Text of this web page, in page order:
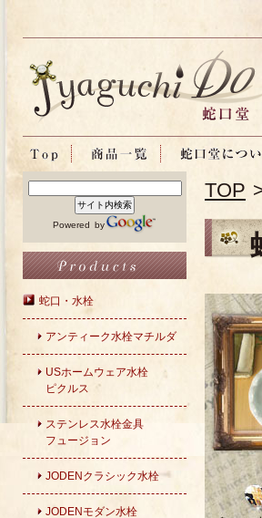
Powered by
蛇口・水栓
アンティーク水栓マチルダ
USホームウェア水栓
ピクルス
ステンレス水栓金具
フュージョン
JODENクラシック水栓
JODENモダン水栓
TOP